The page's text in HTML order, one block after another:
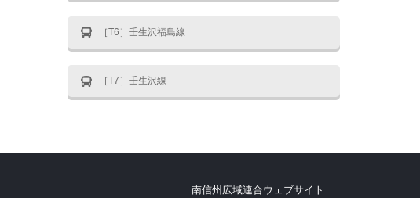
［T6］壬生沢福島線
［T7］壬生沢線
南信州広域連合ウェブサイト